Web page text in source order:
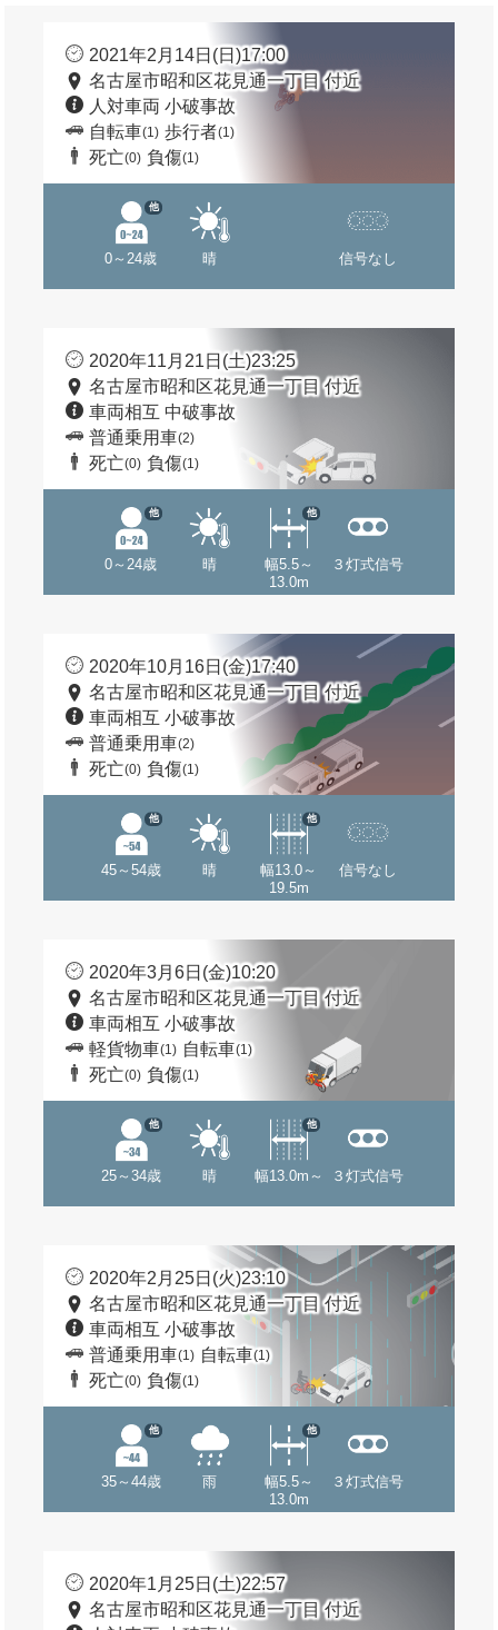
2021年2月14日(日)17:00
名古屋市昭和区花見通一丁目 付近
人対車両 小破事故
自転車(1) 歩行者(1)
死亡(0) 負傷(1)
0～24歳
他
晴 信号なし
2020年11月21日(土)23:25
名古屋市昭和区花見通一丁目 付近
車両相互 中破事故
普通乗用車(2)
死亡(0) 負傷(1)
0～24歳
他
晴
幅5.5～
13.0m
他
３灯式信号
2020年10月16日(金)17:40
名古屋市昭和区花見通一丁目 付近
車両相互 小破事故
普通乗用車(2)
死亡(0) 負傷(1)
45～54歳
他
晴
幅13.0～
19.5m
他
信号なし
2020年3月6日(金)10:20
名古屋市昭和区花見通一丁目 付近
車両相互 小破事故
軽貨物車(1) 自転車(1)
死亡(0) 負傷(1)
25～34歳
他
晴 幅13.0m～
他
３灯式信号
2020年2月25日(火)23:10
名古屋市昭和区花見通一丁目 付近
車両相互 小破事故
普通乗用車(1) 自転車(1)
死亡(0) 負傷(1)
35～44歳
他
雨
幅5.5～
13.0m
他
３灯式信号
2020年1月25日(土)22:57
名古屋市昭和区花見通一丁目 付近